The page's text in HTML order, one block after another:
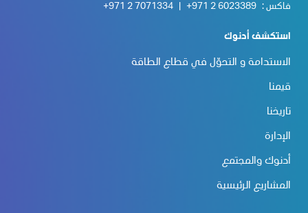
فاكس : +971 2 6023389
+971 2 7071334
استكشف أدنوك
الاستدامة و التحوّل في قطاع الطاقة
قيمنا
تاريخنا
الإدارة
أدنوك والمجتمع
المشاريع الرئيسية